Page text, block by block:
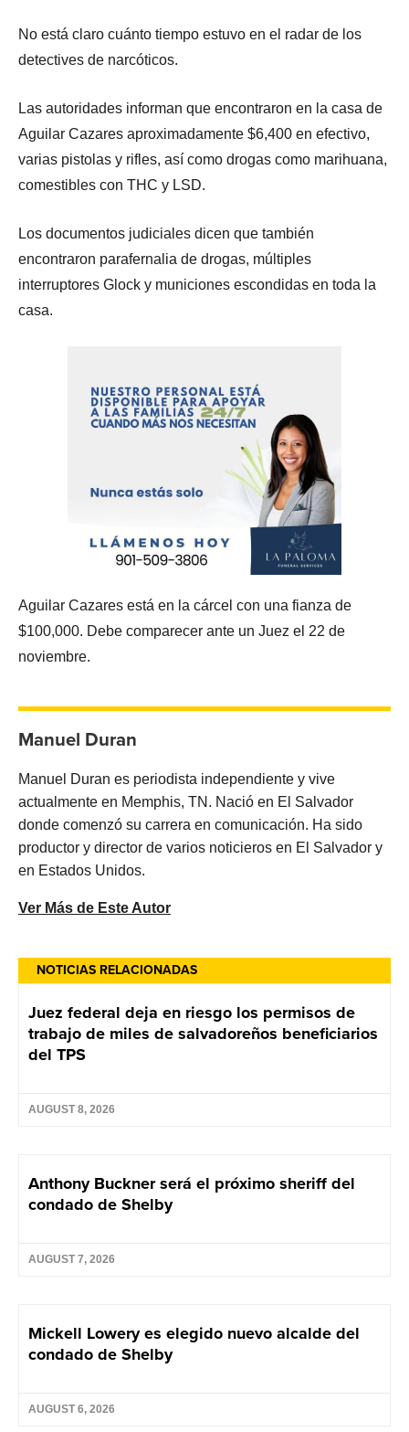
NOTICIAS RELACIONADAS
Juez federal deja en riesgo los permisos de
trabajo de miles de salvadoreños beneficiarios
del TPS
AUGUST 8, 2026
Anthony Buckner será el próximo sheriff del
condado de Shelby
AUGUST 7, 2026
Mickell Lowery es elegido nuevo alcalde del
condado de Shelby
AUGUST 6, 2026
No está claro cuánto tiempo estuvo en el radar de los
detectives de narcóticos.
Las autoridades informan que encontraron en la casa de
Aguilar Cazares aproximadamente $6,400 en efectivo,
varias pistolas y rifles, así como drogas como marihuana,
comestibles con THC y LSD.
Los documentos judiciales dicen que también
encontraron parafernalia de drogas, múltiples
interruptores Glock y municiones escondidas en toda la
casa.
Aguilar Cazares está en la cárcel con una fianza de
$100,000. Debe comparecer ante un Juez el 22 de
noviembre.
Manuel Duran
Manuel Duran es periodista independiente y vive
actualmente en Memphis, TN. Nació en El Salvador
donde comenzó su carrera en comunicación. Ha sido
productor y director de varios noticieros en El Salvador y
en Estados Unidos.
Ver Más de Este Autor